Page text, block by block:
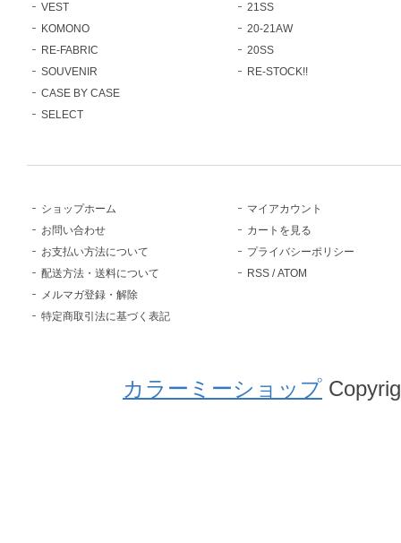
VEST
KOMONO
RE-FABRIC
SOUVENIR
CASE BY CASE
SELECT
21SS
20-21AW
20SS
RE-STOCK!!
ショップホーム
お問い合わせ
お支払い方法について
配送方法・送料について
メルマガ登録・解除
特定商取引法に基づく表記
マイアカウント
カートを見る
プライバシーポリシー
RSS /ATOM
カラーミーショップ